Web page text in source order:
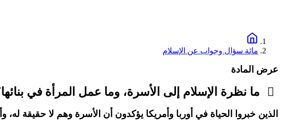
مائة سؤال وجواب عن الإسلام
عرض المادة
ما نظرة الإسلام إلى الأسرة، وما عمل المرأة في
الذين خبروا الحياة في أوربا وأمريكا يؤكدون أن الأسرة وهم لا حقيقة